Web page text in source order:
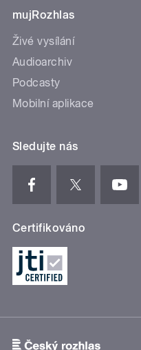
mujRozhlas
Živé vysílání
Audioarchiv
Podcasty
Mobilní aplikace
Sledujte nás
Certifikováno